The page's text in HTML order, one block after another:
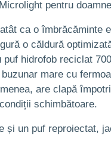
pentru
ca o îmbrăcăminte
o căldură
hidrofob reciclat
mare cu
are clapă
schimbătoare.
și un puf reproiectat,